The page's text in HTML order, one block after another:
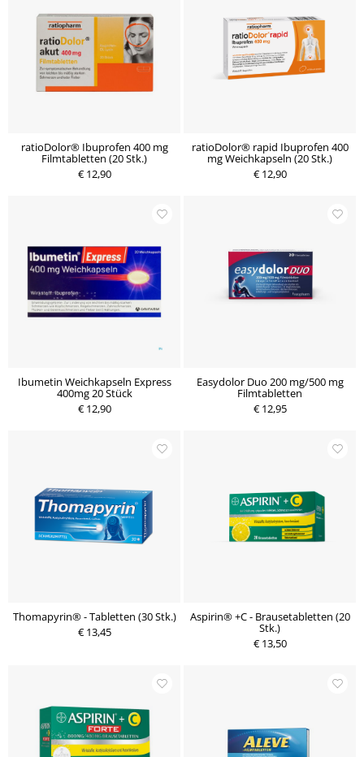
ratioDolor® Ibuprofen 400 mg
Filmtabletten (20 Stk.)
€ 12,90
ratioDolor® rapid Ibuprofen 400
mg Weichkapseln (20 Stk.)
€ 12,90
Ibumetin Weichkapseln Express
400mg 20 Stück
€ 12,90
Easydolor Duo 200 mg/500 mg
Filmtabletten
€ 12,95
Thomapyrin® - Tabletten (30 Stk.)
€ 13,45
Aspirin® +C - Brausetabletten (20
Stk.)
€ 13,50